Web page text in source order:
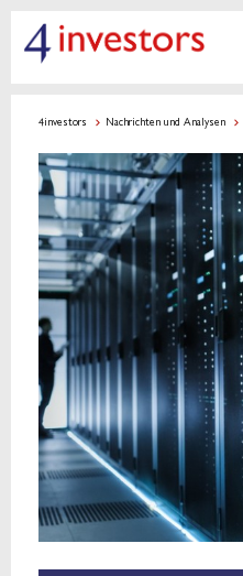
4investors Nachrichten und Analysen